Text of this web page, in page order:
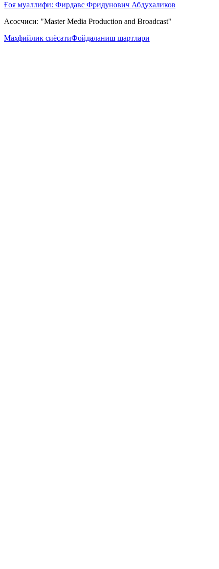
Ғоя муаллифи: Фирдавс Фридунович Абдухаликов
Асосчиси: "Master Media Production and Broadcast"
Махфийлик сиёсатиФойдаланиш шартлари